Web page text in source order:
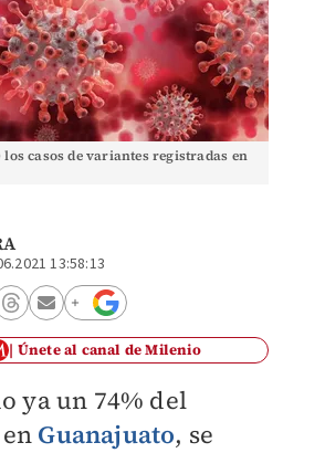
casos de variantes registradas en
13:58:13
Únete al canal de Milenio
ya un 74% del
Guanajuato, se